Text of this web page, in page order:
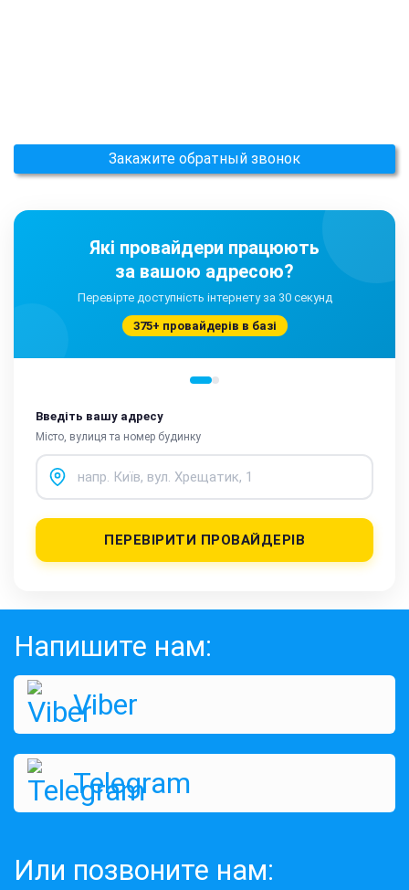
Закажите обратный звонок
Які провайдери працюють
за вашою адресою?
Перевірте доступність інтернету за 30 секунд
375+ провайдерів в базі
Введіть вашу адресу
Місто, вулиця та номер будинку
ПЕРЕВІРИТИ ПРОВАЙДЕРІВ
Напишите нам:
Viber
Telegram
Или позвоните нам: